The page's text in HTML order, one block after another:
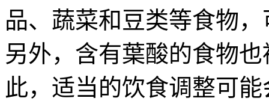
品、蔬菜和豆类等食物
另外，含有葉酸的食物
此，适当的饮食调整可